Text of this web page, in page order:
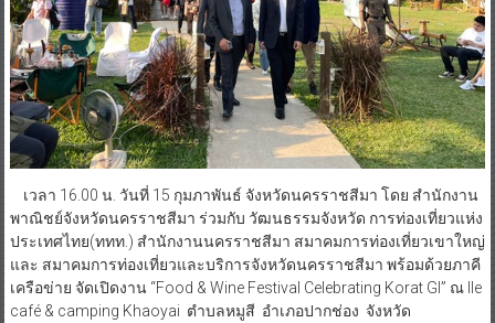
เวลา 16.00 น. วันที่ 15 กุมภาพันธ์ จังหวัดนครราชสีมา โดย สำนักงาน
พาณิชย์จังหวัดนครราชสีมา ร่วมกับ วัฒนธรรมจังหวัด การท่องเที่ยวแห่ง
ประเทศไทย(ททท.) สำนักงานนครราชสีมา สมาคมการท่องเที่ยวเขาใหญ่
และ สมาคมการท่องเที่ยวและบริการจังหวัดนครราชสีมา พร้อมด้วยภาคี
เครือข่าย จัดเปิดงาน “Food & Wine Festival Celebrating Korat GI” ณ Ile
café & camping Khaoyai ตำบลหมูสี อำเภอปากช่อง จังหวัด